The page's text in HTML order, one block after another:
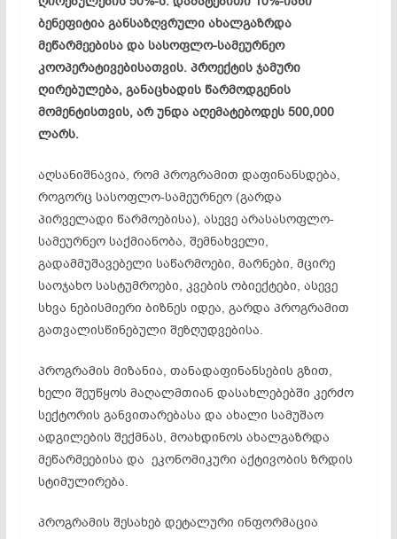
ბენეფიტია განსაზღვრული ახალგაზრდა
მეწარმეებისა და სასოფლო-სამეურნეო
კოოპერატივებისათვის. პროექტის ჯამური
ღირებულება, განაცხადის წარმოდგენის
მომენტისთვის, არ უნდა აღემატებოდეს 500,000
ლარს.
აღსანიშნავია, რომ პროგრამით დაფინანსდება,
როგორც სასოფლო-სამეურნეო (გარდა
პირველადი წარმოებისა), ასევე არასასოფლო-
სამეურნეო საქმიანობა, შემნახველი,
გადამმუშავებელი საწარმოები, მარნები, მცირე
საოჯახო სასტუმროები, კვების ობიექტები, ასევე
სხვა ნებისმიერი ბიზნეს იდეა, გარდა პროგრამით
გათვალისწინებული შეზღუდვებისა.
პროგრამის მიზანია, თანადაფინანსების გზით,
ხელი შეუწყოს მაღალმთიან დასახლებებში კერძო
სექტორის განვითარებასა და ახალი სამუშაო
ადგილების შექმნას, მოახდინოს ახალგაზრდა
მეწარმეებისა და ეკონომიკური აქტივობის ზრდის
სტიმულირება.
პროგრამის შესახებ დეტალური ინფორმაცია